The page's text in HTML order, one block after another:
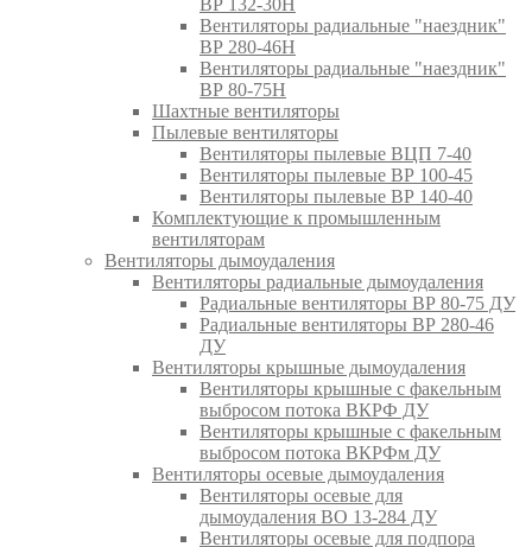
Вентиляторы радиальные "наездник"
ВР 280-46Н
Вентиляторы радиальные "наездник"
ВР 80-75Н
Шахтные вентиляторы
Пылевые вентиляторы
Вентиляторы пылевые ВЦП 7-40
Вентиляторы пылевые ВР 100-45
Вентиляторы пылевые ВР 140-40
Комплектующие к промышленным
вентиляторам
Вентиляторы дымоудаления
Вентиляторы радиальные дымоудаления
Радиальные вентиляторы ВР 80-75 ДУ
Радиальные вентиляторы ВР 280-46
ДУ
Вентиляторы крышные дымоудаления
Вентиляторы крышные с факельным
выбросом потока ВКРФ ДУ
Вентиляторы крышные с факельным
выбросом потока ВКРФм ДУ
Вентиляторы осевые дымоудаления
Вентиляторы осевые для
дымоудаления ВО 13-284 ДУ
Вентиляторы осевые для подпора